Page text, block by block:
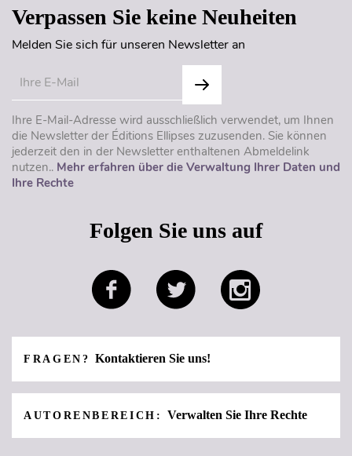
Verpassen Sie keine Neuheiten
Melden Sie sich für unseren Newsletter an
Ihre E-Mail-Adresse wird ausschließlich verwendet, um Ihnen
die Newsletter der Éditions Ellipses zuzusenden. Sie können
jederzeit den in der Newsletter enthaltenen Abmeldelink
nutzen.. Mehr erfahren über die Verwaltung Ihrer Daten und
Ihre Rechte
Folgen Sie uns auf
FRAGEN? Kontaktieren Sie uns!
AUTORENBEREICH: Verwalten Sie Ihre Rechte